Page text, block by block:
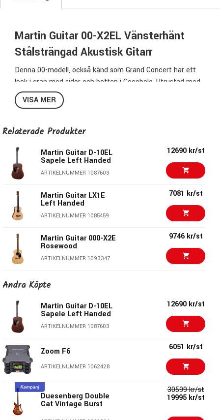
Martin Guitar 00-X2EL Vänsterhänt
Stålsträngad Akustisk Gitarr
Denna 00-modell, också känd som Grand Concert har ett
lock i gran med sidor och botten i Cocobolo. Utrustad med
Martin's E-1 elektronik som har kontroller för ton, volym
och dessutom en inbyggdstämapparat återger den den
Vänsterutförande
Lock i gran
Scalloped X-Bracing
Sidenmatt finish
4,45 cm vid översadeln
Martin E-1 Preamp
Softshell Case
VISA MER
Relaterade Produkter
Martin Guitar D-10EL
Sapele Left Handed
ARTIKELNUMMER 1087603
12690 kr/st
Martin Guitar LX1E
Left Handed
ARTIKELNUMMER 1085459
7081 kr/st
Martin Guitar 000-X2E
Rosewood
ARTIKELNUMMER 1093347
9746 kr/st
Martin Guitar D-X2E
Rosewood
ARTIKELNUMMER 1064899
Martin Guitar GPC-X2E
Ziricote
11044 kr/st
Martin Guitar GPC-X2E 11044 kr/st
Martin Guitar 000C JR
E Streetmaster
Andra Köpte
Martin Guitar D-10EL
Sapele Left Handed
ARTIKELNUMMER 1087603
12690 kr/st
Zoom F6
ARTIKELNUMMER 1062428
6051 kr/st
Duesenberg Double
Cat Vintage Burst
30599 kr/st
19995 kr/st